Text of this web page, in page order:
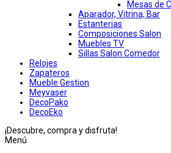
Mesas de
Aparador, Vitrina, Bar
Estanterias
Composiciones Salon
Muebles TV
Sillas Salon Comedor
Relojes
Zapateros
Mueble Gestion
Meyvaser
DecoPako
DecoEko
¡Descubre, compra y disfruta!
Menú